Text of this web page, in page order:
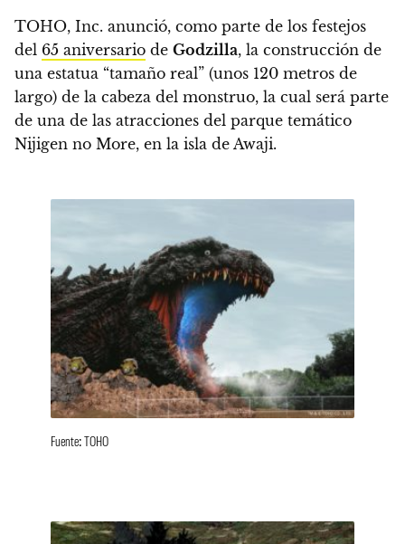
TOHO, Inc. anunció, como parte de los festejos
del 65 aniversario de Godzilla, la construcción de
una estatua “tamaño real” (unos 120 metros de
largo) de la cabeza del monstruo, la cual será parte
de una de las atracciones del parque temático
Nijigen no More, en la isla de Awaji.
Fuente: TOHO